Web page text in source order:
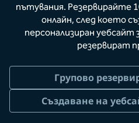
пътувания. Резервирайте
онлайн, след което
персонализиран уебсайт
резервират
Групово
Създаване на